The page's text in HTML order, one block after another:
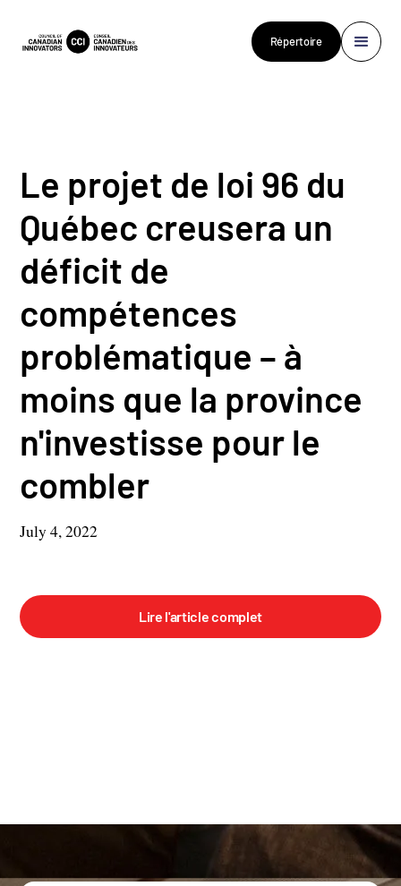
Répertoire
Le projet de loi 96 du
Québec creusera un
déficit de
compétences
problématique – à
moins que la province
n'investisse pour le
combler
July 4, 2022
Lire l'article complet